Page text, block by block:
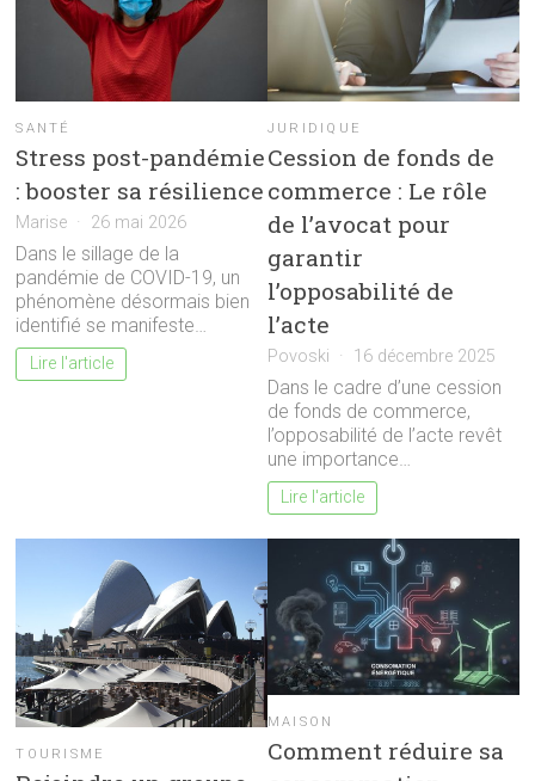
SANTÉ
Stress post-pandémie
: booster sa résilience
Marise 26 mai 2026
Dans le sillage de la
pandémie de COVID-19, un
phénomène désormais bien
identifié se manifeste…
Lire l'article
JURIDIQUE
Cession de fonds de
commerce : Le rôle
de l’avocat pour
garantir
l’opposabilité de
l’acte
Povoski 16 décembre 2025
Dans le cadre d’une cession
de fonds de commerce,
l’opposabilité de l’acte revêt
une importance…
Lire l'article
TOURISME
MAISON
Comment réduire sa